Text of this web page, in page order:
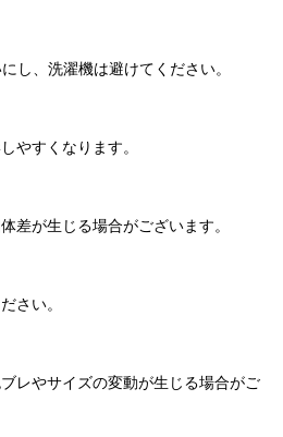
し、洗濯機は避けてください。
やすくなります。
差が生じる場合がございます。
さい。
レやサイズの変動が生じる場合がご